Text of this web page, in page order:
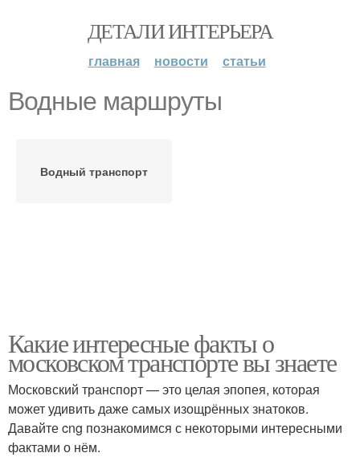
ДЕТАЛИ ИНТЕРЬЕРА
главная новости статьи
Водные маршруты
Водный транспорт
Какие интересные факты о
московском транспорте вы знаете
Московский транспорт — это целая эпопея, которая
может удивить даже самых изощрённых знатоков.
Давайте cng познакомимся с некоторыми интересными
фактами о нём.